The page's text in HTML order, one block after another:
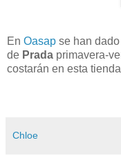
En Oasap se han
de Prada primavera-
costarán en esta
Chloe